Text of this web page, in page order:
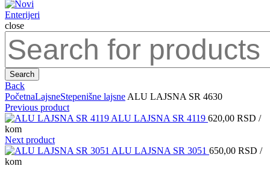
close
for:
Search
Back
PočetnaLajsneStepenišne lajsne ALU LAJSNA SR 4630
Previous product
ALU LAJSNA SR 4119 620,00 RSD /
kom
Next product
ALU LAJSNA SR 3051 650,00 RSD /
kom